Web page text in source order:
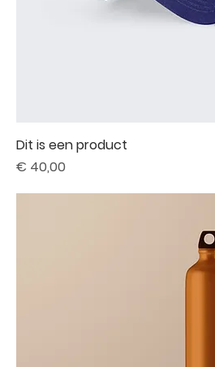
Dit is een product
Prijs
€ 40,00